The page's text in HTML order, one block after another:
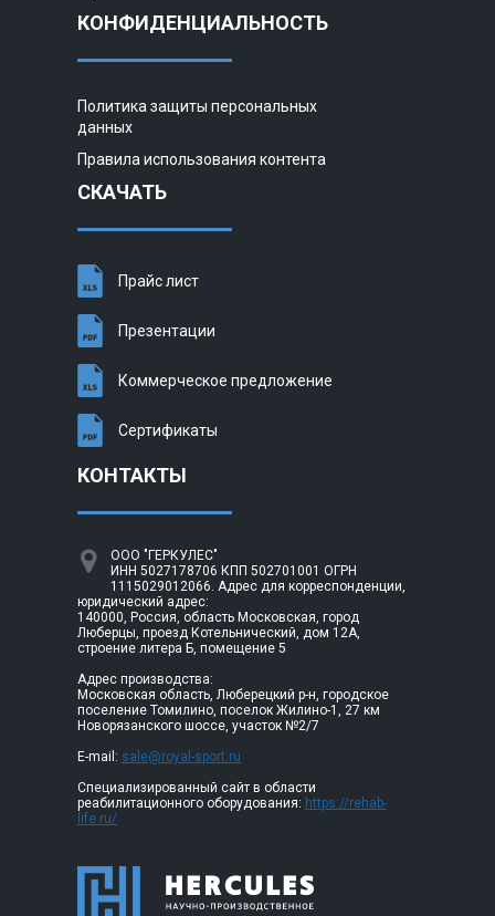
КОНФИДЕНЦИАЛЬНОСТЬ
Политика защиты персональных
данных
Правила использования контента
СКАЧАТЬ
Прайс лист
Презентации
Коммерческое предложение
Сертификаты
КОНТАКТЫ
ООО "ГЕРКУЛЕС"
ИНН 5027178706 КПП 502701001 ОГРН
1115029012066. Адрес для корреспонденции,
юридический адрес:
140000, Россия, область Московская, город
Люберцы, проезд Котельнический, дом 12А,
строение литера Б, помещение 5
Адрес производства:
Московская область, Люберецкий р-н, городское
поселение Томилино, поселок Жилино-1, 27 км
Новорязанского шоссе, участок №2/7
E-mail: sale@royal-sport.ru
Специализированный сайт в области
реабилитационного оборудования: https://rehab-
life.ru/